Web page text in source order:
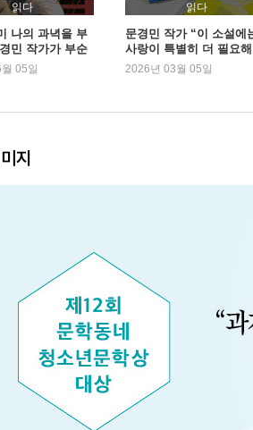
읽다
나의 과녁을 부
민 작가가 부순
도약 | 예스24
05일
읽다
문경민 작가 “이 소설에
사랑이 특별히 더 필요
예스24
2026년 03월 05일
지